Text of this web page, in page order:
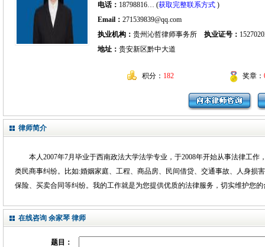
电话： 18798816… (获取完整联系方式 )
Email： 271539839@qq.com
执业机构： 贵州沁哲律师事务所 执业证号：
地址： 贵安新区黔中大道
积分： 182 奖章：
律师简介
本人2007年7月毕业于西南政法大学法学专业，于2008年开始从事法律工
类民商事纠纷。比如:婚姻家庭、工程、商品房、民间借贷、交通事故、人身损
保险、买卖合同等纠纷。我的工作就是为您提供优质的法律服务，切实维护您
在线咨询 余家琴 律师
题目：